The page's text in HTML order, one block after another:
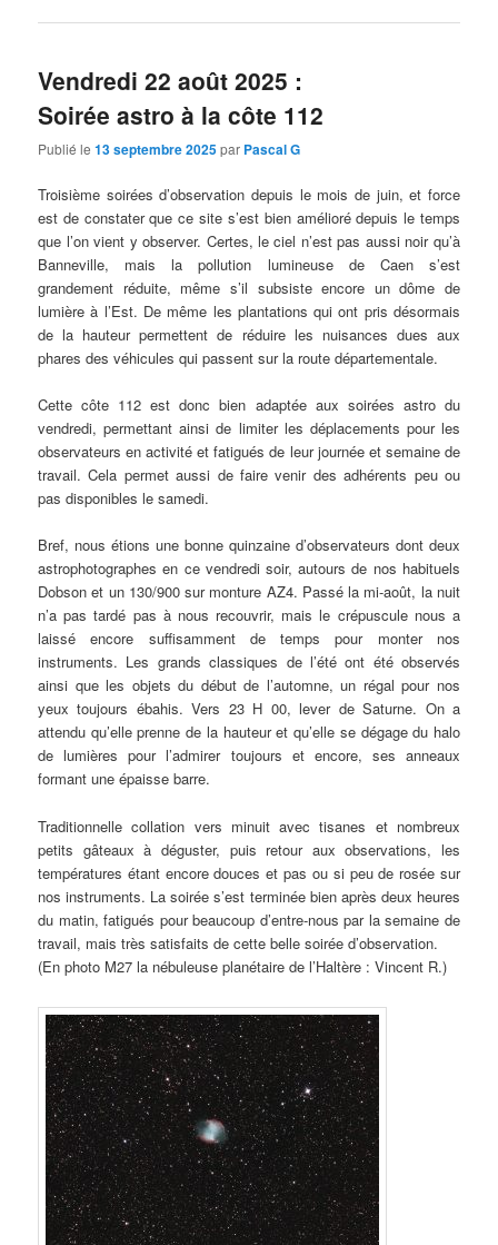
Vendredi 22 août 2025 :
Soirée astro à la côte 112
Publié le13 septembre 2025par Pascal G
Troisième soirées d’observation depuis le mois de juin, et force
est de constater que ce site s’est bien amélioré depuis le temps
que l’on vient y observer. Certes, le ciel n’est pas aussi noir qu’à
Banneville, mais la pollution lumineuse de Caen s’est
grandement réduite, même s’il subsiste encore un dôme de
lumière à l’Est. De même les plantations qui ont pris désormais
de la hauteur permettent de réduire les nuisances dues aux
phares des véhicules qui passent sur la route départementale.
Cette côte 112 est donc bien adaptée aux soirées astro du
vendredi, permettant ainsi de limiter les déplacements pour les
observateurs en activité et fatigués de leur journée et semaine de
travail. Cela permet aussi de faire venir des adhérents peu ou
pas disponibles le samedi.
Bref, nous étions une bonne quinzaine d’observateurs dont deux
astrophotographes en ce vendredi soir, autours de nos habituels
Dobson et un 130/900 sur monture AZ4. Passé la mi-août, la nuit
n’a pas tardé pas à nous recouvrir, mais le crépuscule nous a
laissé encore suffisamment de temps pour monter nos
instruments. Les grands classiques de l’été ont été observés
ainsi que les objets du début de l’automne, un régal pour nos
yeux toujours ébahis. Vers 23 H 00, lever de Saturne. On a
attendu qu’elle prenne de la hauteur et qu’elle se dégage du halo
de lumières pour l’admirer toujours et encore, ses anneaux
formant une épaisse barre.
Traditionnelle collation vers minuit avec tisanes et nombreux
petits gâteaux à déguster, puis retour aux observations, les
températures étant encore douces et pas ou si peu de rosée sur
nos instruments. La soirée s’est terminée bien après deux heures
du matin, fatigués pour beaucoup d’entre-nous par la semaine de
travail, mais très satisfaits de cette belle soirée d’observation.
(En photo M27 la nébuleuse planétaire de l’Haltère : Vincent R.)